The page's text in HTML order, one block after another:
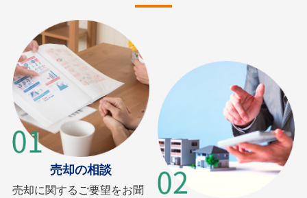
売却の相談
売却に関するご要望をお聞